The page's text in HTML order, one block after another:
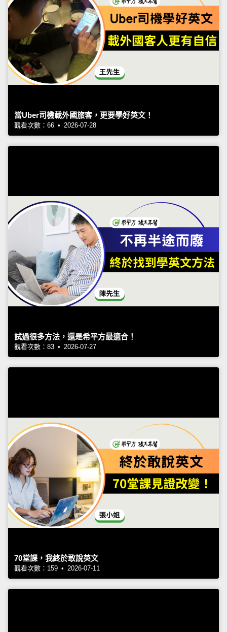
當Uber司機載外國旅客，更要學好英文！
觀看次數：66 • 2026-07-28
試過很多方法，還是希平方最適合！
觀看次數：83 • 2026-07-27
70堂課，我終於敢說英文
觀看次數：159 • 2026-07-11